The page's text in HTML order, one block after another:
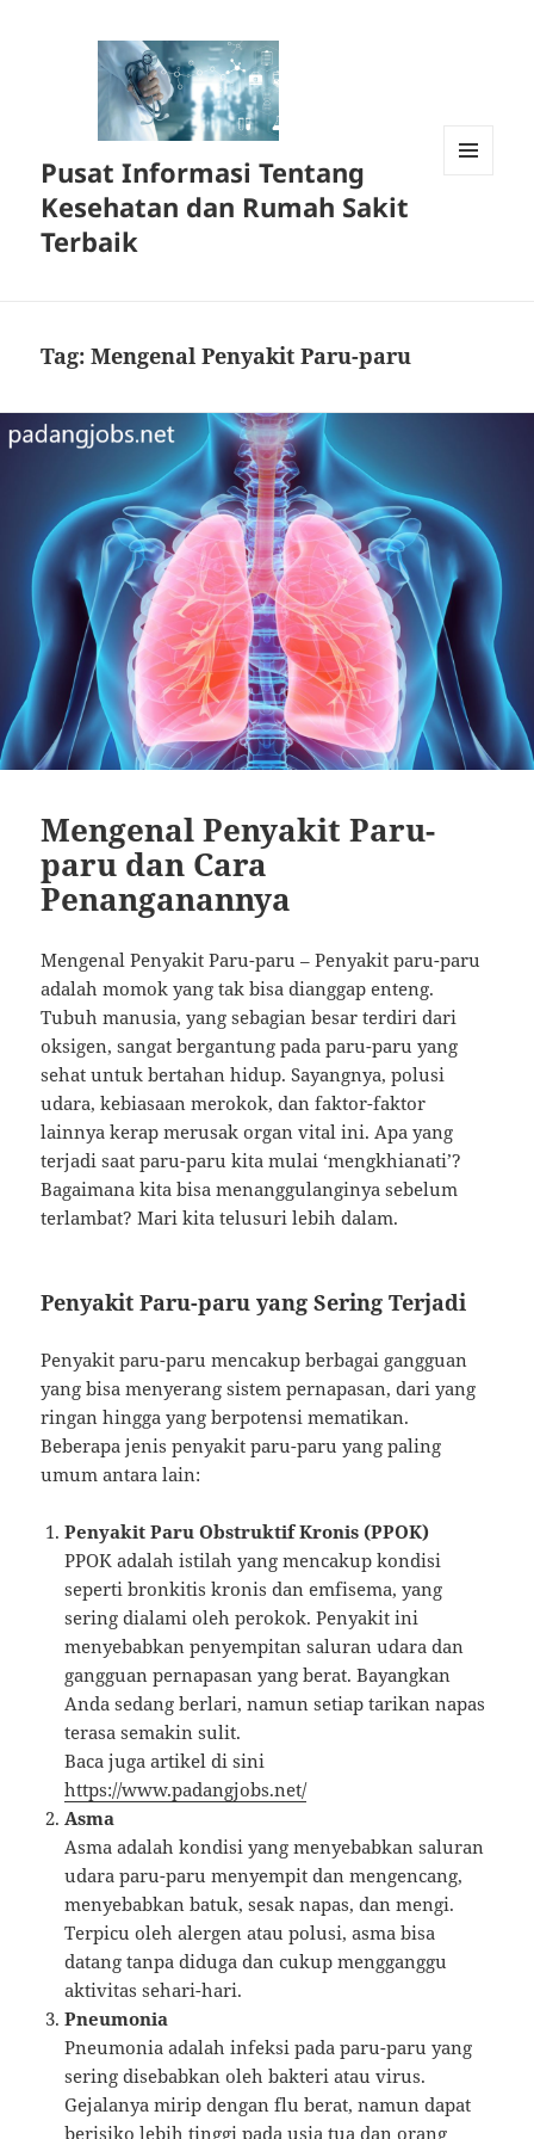
Pusat Informasi Tentang
Kesehatan dan Rumah Sakit
Terbaik
Tag:Mengenal Penyakit Paru-paru
Mengenal Penyakit Paru-
paru dan Cara
Penanganannya
Mengenal Penyakit Paru-paru – Penyakit paru-paru
adalah momok yang tak bisa dianggap enteng.
Tubuh manusia, yang sebagian besar terdiri dari
oksigen, sangat bergantung pada paru-paru yang
sehat untuk bertahan hidup. Sayangnya, polusi
udara, kebiasaan merokok, dan faktor-faktor
lainnya kerap merusak organ vital ini. Apa yang
terjadi saat paru-paru kita mulai ‘mengkhianati’?
Bagaimana kita bisa menanggulanginya sebelum
terlambat? Mari kita telusuri lebih dalam.
Penyakit Paru-paru yang Sering Terjadi
Penyakit paru-paru mencakup berbagai gangguan
yang bisa menyerang sistem pernapasan, dari yang
ringan hingga yang berpotensi mematikan.
Beberapa jenis penyakit paru-paru yang paling
umum antara lain:
Penyakit Paru Obstruktif Kronis (PPOK)
PPOK adalah istilah yang mencakup kondisi
seperti bronkitis kronis dan emfisema, yang
sering dialami oleh perokok. Penyakit ini
menyebabkan penyempitan saluran udara dan
gangguan pernapasan yang berat. Bayangkan
Anda sedang berlari, namun setiap tarikan napas
terasa semakin sulit.
Baca juga artikel di sini
https://www.padangjobs.net/
Asma
Asma adalah kondisi yang menyebabkan saluran
udara paru-paru menyempit dan mengencang,
menyebabkan batuk, sesak napas, dan mengi.
Terpicu oleh alergen atau polusi, asma bisa
datang tanpa diduga dan cukup mengganggu
aktivitas sehari-hari.
Pneumonia
Pneumonia adalah infeksi pada paru-paru yang
sering disebabkan oleh bakteri atau virus.
Gejalanya mirip dengan flu berat, namun dapat
berisiko lebih tinggi pada usia tua dan orang